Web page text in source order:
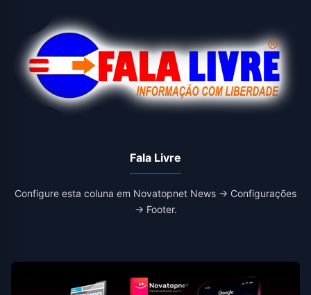
Fala Livre
Configure esta coluna em Novatopnet News → Configurações
→ Footer.